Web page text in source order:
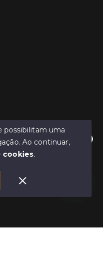
para te ajudar.
- Corretor de
possibilitam uma
Ao continuar,
cookies.